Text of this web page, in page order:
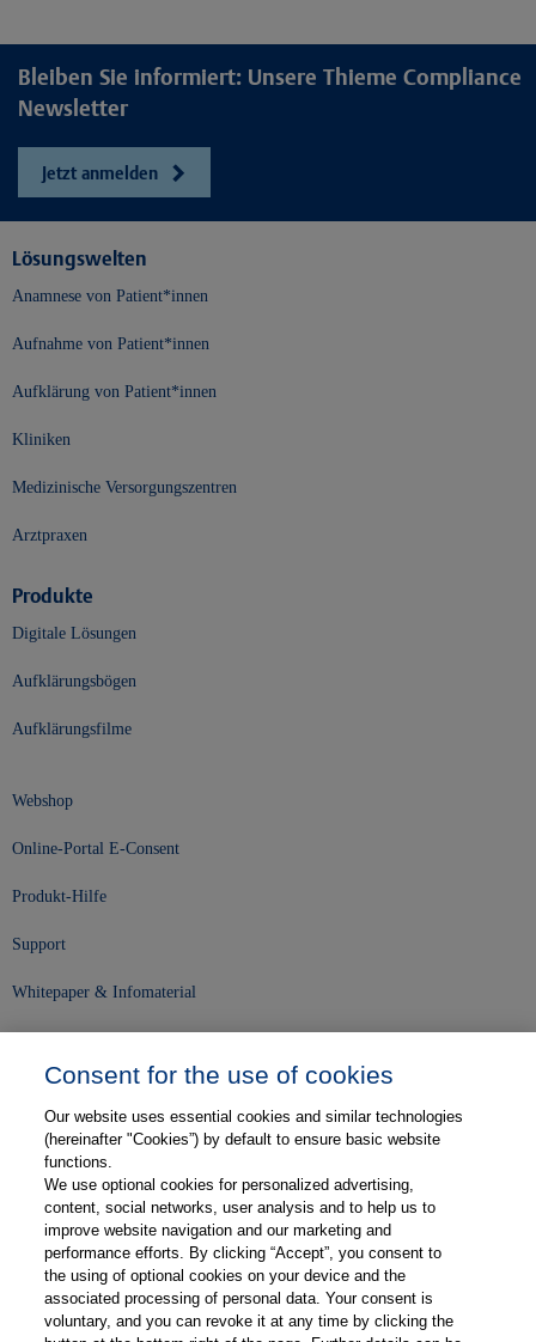
Bleiben Sie informiert: Unsere Thieme Compliance
Newsletter
Jetzt anmelden
Lösungswelten
Anamnese von Patient*innen
Aufnahme von Patient*innen
Aufklärung von Patient*innen
Kliniken
Medizinische Versorgungszentren
Arztpraxen
Produkte
Digitale Lösungen
Aufklärungsbögen
Aufklärungsfilme
Webshop
Online-Portal E-Consent
Produkt-Hilfe
Support
Whitepaper & Infomaterial
Karriere
Kontakt
Web-Semniare
Anwenderberichte
Partner
Consent for the use of cookies
Our website uses essential cookies and similar technologies
(hereinafter "Cookies”) by default to ensure basic website
functions.
We use optional cookies for personalized advertising,
content, social networks, user analysis and to help us to
improve website navigation and our marketing and
performance efforts. By clicking “Accept”, you consent to
the using of optional cookies on your device and the
associated processing of personal data. Your consent is
voluntary, and you can revoke it at any time by clicking the